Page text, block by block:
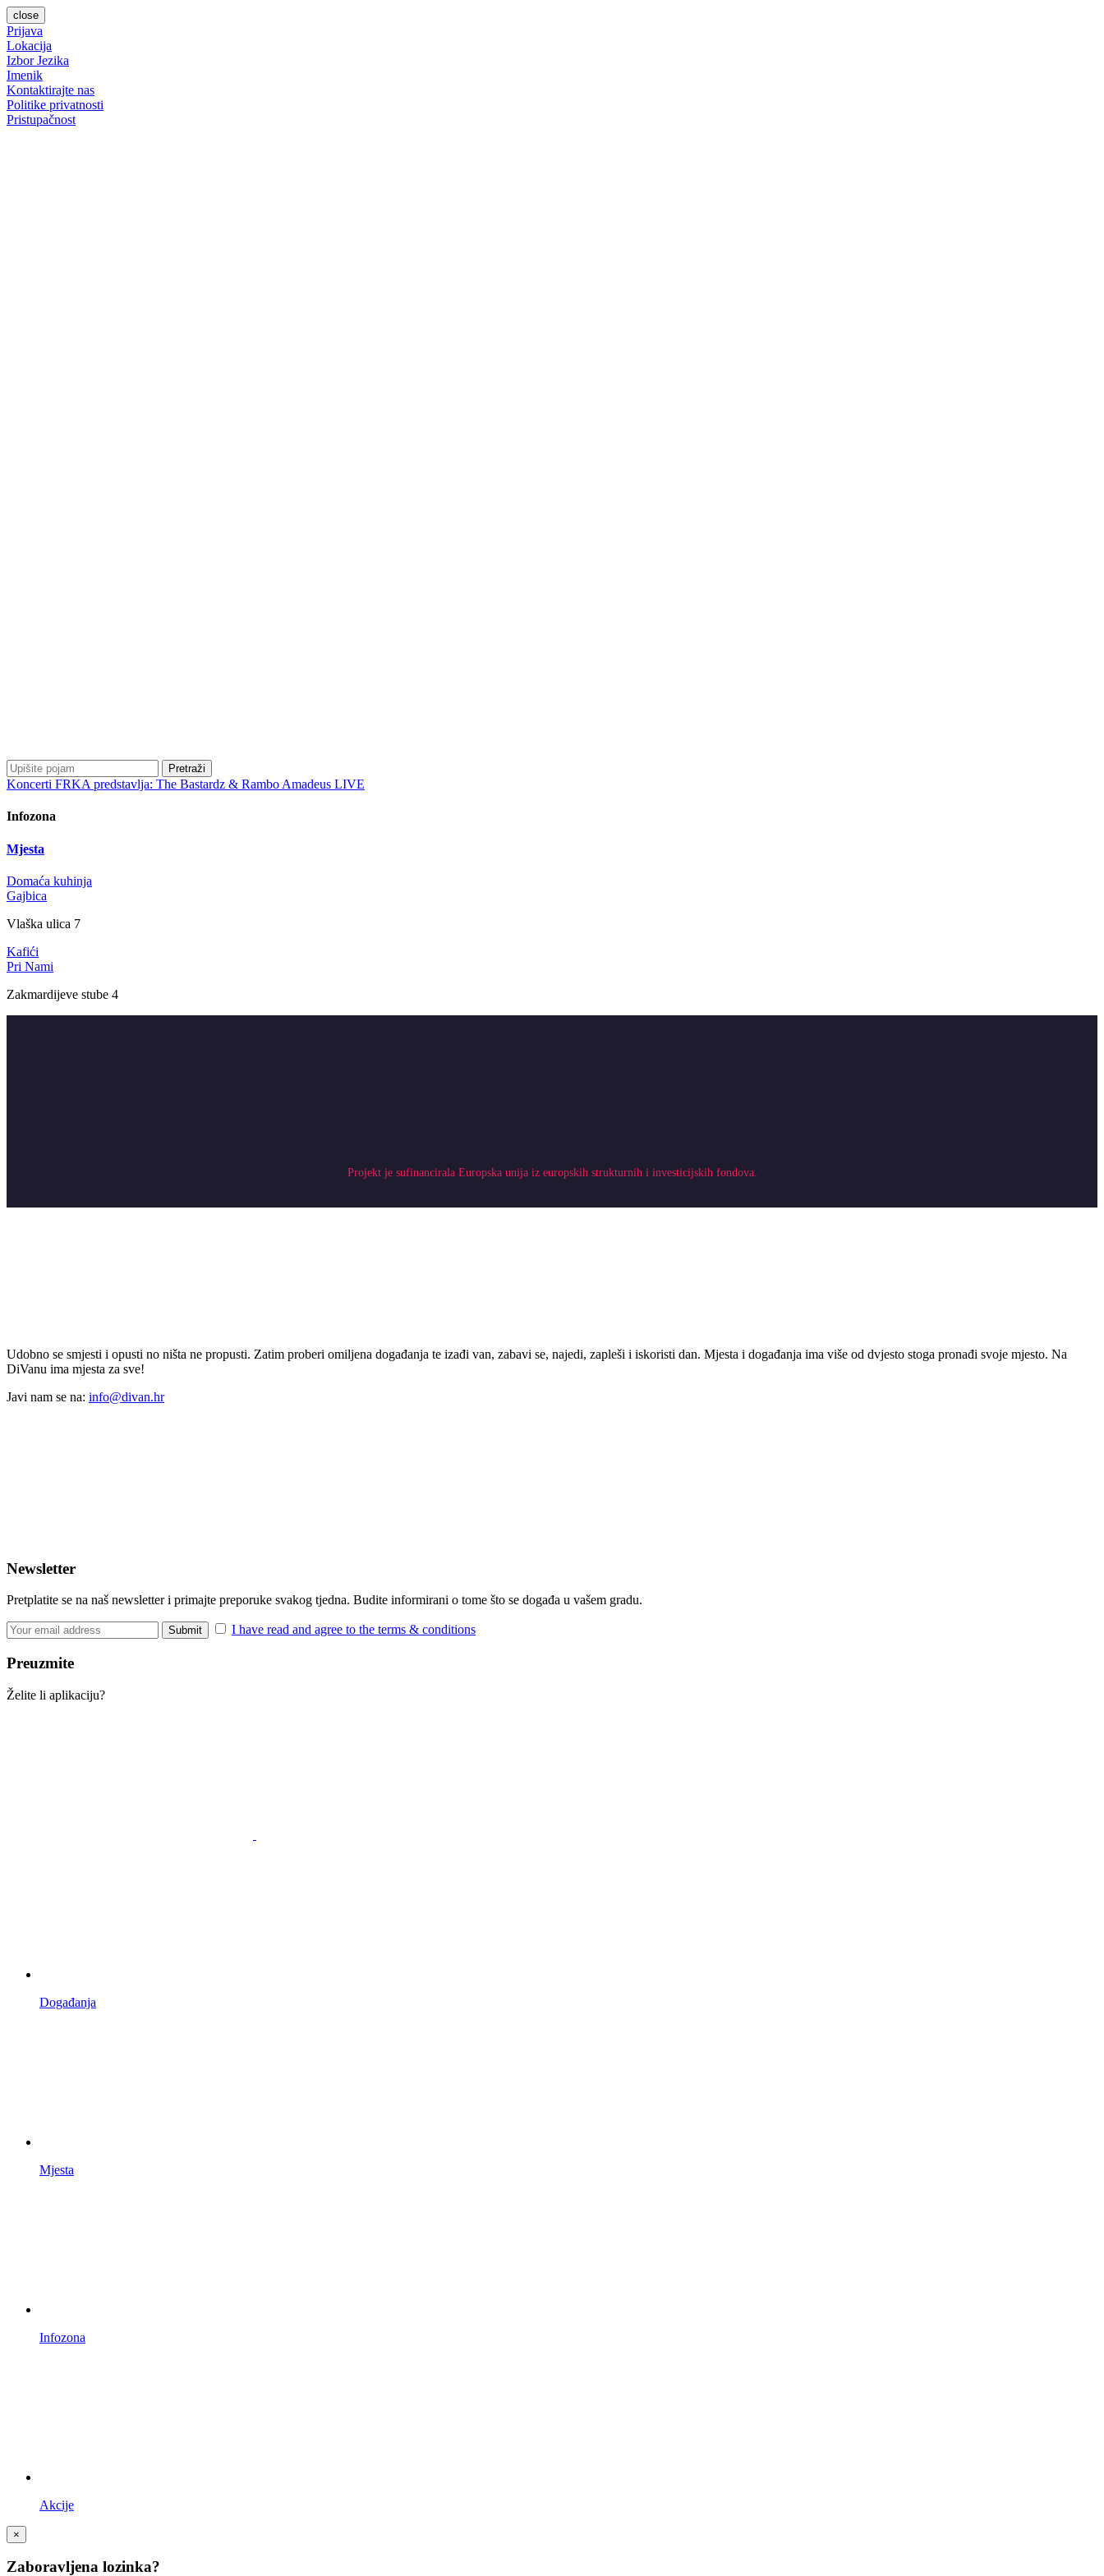
close
Prijava
Lokacija
Izbor Jezika
Imenik
Kontaktirajte nas
Politike privatnosti
Pristupačnost
Pretraži
Koncerti FRKA predstavlja: The Bastardz & Rambo Amadeus LIVE
Infozona
Mjesta
Domaća kuhinja
Gajbica
Vlaška ulica 7
Kafići
Pri Nami
Zakmardijeve stube 4
Projekt je sufinancirala Europska unija iz europskih strukturnih i investicijskih fondova.
Udobno se smjesti i opusti no ništa ne propusti. Zatim proberi omiljena događanja te izađi van, zabavi se, najedi, zapleši i iskoristi dan. Mjesta i događanja ima više od dvjesto stoga pronađi svoje mjesto. Na
DiVanu ima mjesta za sve!
Javi nam se na: info@divan.hr
Newsletter
Pretplatite se na naš newsletter i primajte preporuke svakog tjedna. Budite informirani o tome što se događa u vašem gradu.
I have read and agree to the terms & conditions
Preuzmite
Želite li aplikaciju?
Događanja
Mjesta
Infozona
Akcije
×
Zaboravljena lozinka?